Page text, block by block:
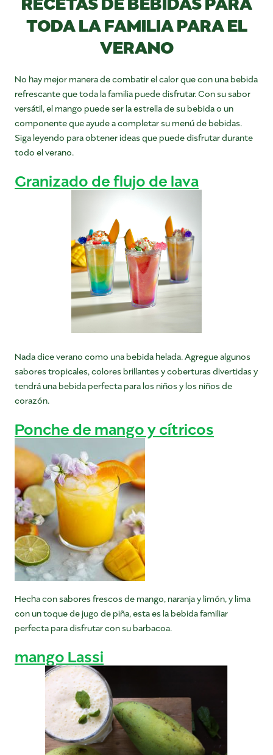
TODA LA FAMILIA PARA EL
VERANO
No hay mejor manera de combatir el calor que con una bebida
refrescante que toda la familia puede disfrutar. Con su sabor
versátil, el mango puede ser la estrella de su bebida o un
componente que ayude a completar su menú de bebidas.
Siga leyendo para obtener ideas que puede disfrutar durante
todo el verano.
Granizado de flujo de lava
Nada dice verano como una bebida helada. Agregue algunos
sabores tropicales, colores brillantes y coberturas divertidas y
tendrá una bebida perfecta para los niños y los niños de
corazón.
Ponche de mango y cítricos
Hecha con sabores frescos de mango, naranja y limón, y lima
con un toque de jugo de piña, esta es la bebida familiar
perfecta para disfrutar con su barbacoa.
mango Lassi